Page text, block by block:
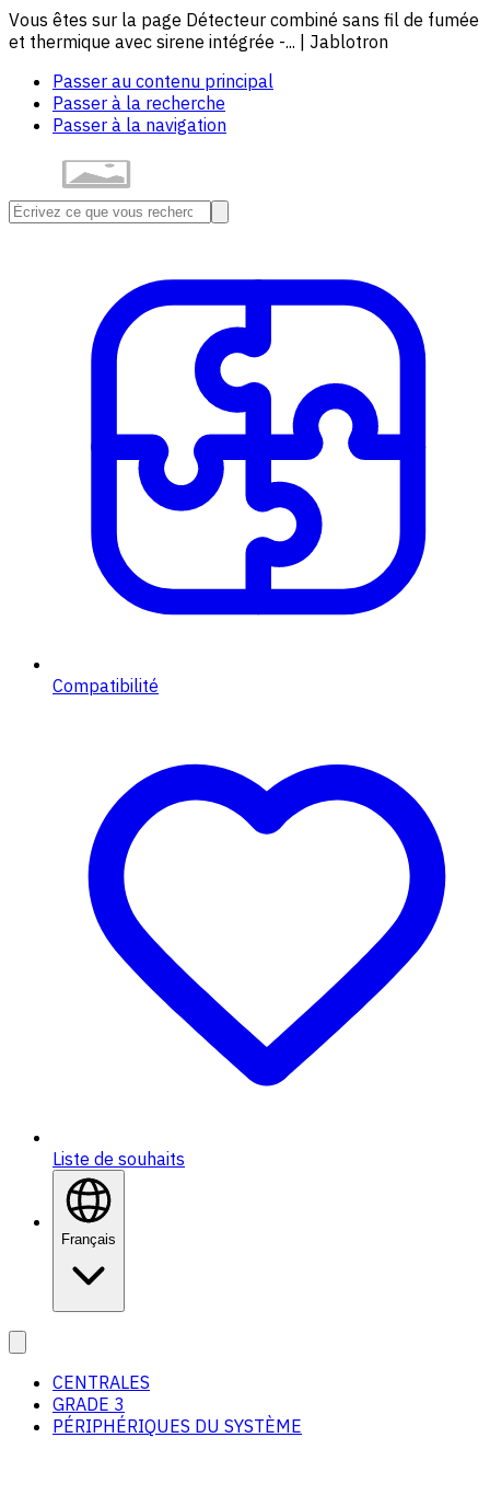
Vous êtes sur la page Détecteur combiné sans fil de fumée
et thermique avec sirene intégrée -... | Jablotron
Passer au contenu principal
Passer à la recherche
Passer à la navigation
Compatibilité
Liste de souhaits
Français
CENTRALES
GRADE 3
PÉRIPHÉRIQUES DU SYSTÈME